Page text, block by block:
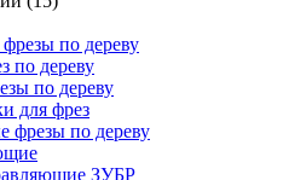
по дереву
по дереву
по дереву
для фрез
фрезы по дереву
ЗУБР